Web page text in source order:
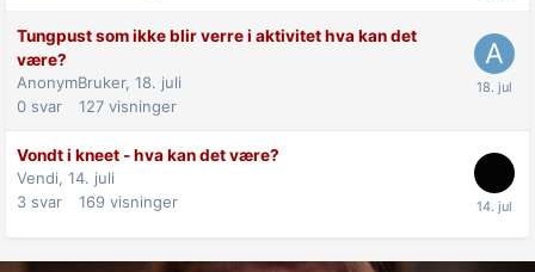
Tungpust som ikke blir verre i aktivitet hva kan det
være?
AnonymBruker, 18. juli
0 svar 127 visninger
Vondt i kneet - hva kan det være?
Vendi, 14. juli
3 svar 169 visninger